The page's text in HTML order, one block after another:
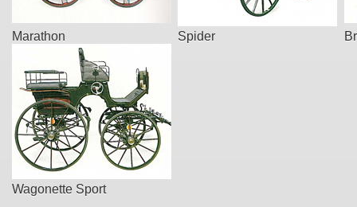
Marathon Spider
Wagonette Sport